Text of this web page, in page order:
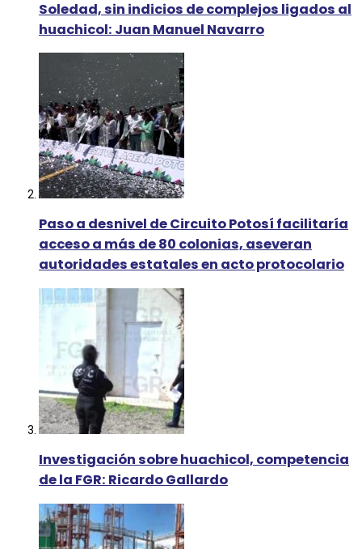
Soledad, sin indicios de complejos ligados al
huachicol: Juan Manuel Navarro
Paso a desnivel de Circuito Potosí facilitaría
acceso a más de 80 colonias, aseveran
autoridades estatales en acto protocolario
Investigación sobre huachicol, competencia
de la FGR: Ricardo Gallardo